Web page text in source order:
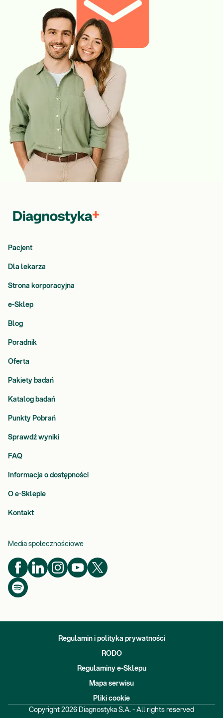
Pacjent
Dla lekarza
Strona korporacyjna
e-Sklep
Blog
Poradnik
Oferta
Pakiety badań
Katalog badań
Punkty Pobrań
Sprawdź wyniki
FAQ
Informacja o dostępności
O e-Sklepie
Kontakt
Media społecznościowe
Regulamin i polityka prywatności
RODO
Regulaminy e-Sklepu
Mapa serwisu
Pliki cookie
Copyright 2026 Diagnostyka S.A. - All rights reserved